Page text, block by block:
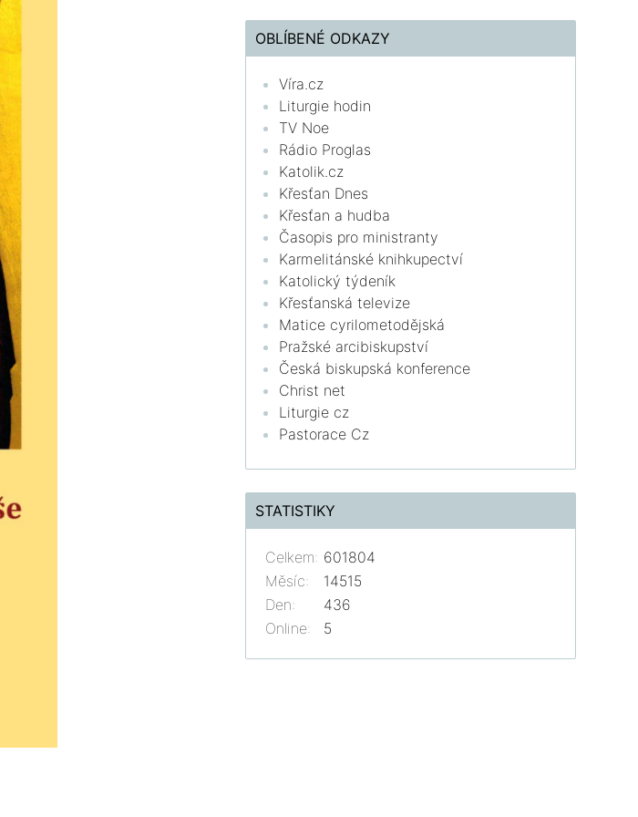
OBLÍBENÉ ODKAZY
Víra.cz
Liturgie hodin
TV Noe
Rádio Proglas
Katolik.cz
Křesťan Dnes
Křesťan a hudba
Časopis pro ministranty
Karmelitánské knihkupectví
Katolický týdeník
Křesťanská televize
Matice cyrilometodějská
Pražské arcibiskupství
Česká biskupská konference
Christ net
Liturgie cz
Pastorace Cz
STATISTIKY
Online: 5
Celkem: 601804
Měsíc:
14515
Den:
436